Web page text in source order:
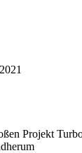
Projekt